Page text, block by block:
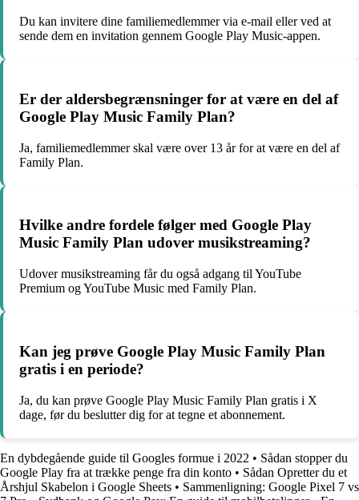
Du kan invitere dine familiemedlemmer via e-mail eller ved at
sende dem en invitation gennem Google Play Music-appen.
Er der aldersbegrænsninger for at være en del af
Google Play Music Family Plan?
Ja, familiemedlemmer skal være over 13 år for at være en del af
Family Plan.
Hvilke andre fordele følger med Google Play
Music Family Plan udover musikstreaming?
Udover musikstreaming får du også adgang til YouTube
Premium og YouTube Music med Family Plan.
Kan jeg prøve Google Play Music Family Plan
gratis i en periode?
Ja, du kan prøve Google Play Music Family Plan gratis i X
dage, før du beslutter dig for at tegne et abonnement.
En dybdegående guide til Googles formue i 2022 • Sådan stopper du
Google Play fra at trække penge fra din konto • Sådan Opretter du et
Årshjul Skabelon i Google Sheets • Sammenligning: Google Pixel 7 vs